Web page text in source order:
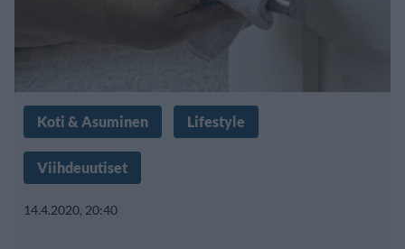
Koti & Asuminen Lifestyle
Viihdeuutiset
14.4.2020, 20:40